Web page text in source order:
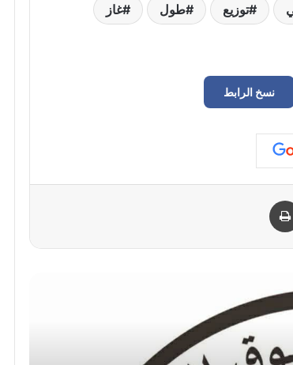
توزيع طول غاز
نسخ الرابط
البريد
حراك سوق الجمعة يعلن إعادة فتح
والمستشفيات بالديزل و«البريقة» تبدأ التنفيذ
في حملة ميدانية واسعة